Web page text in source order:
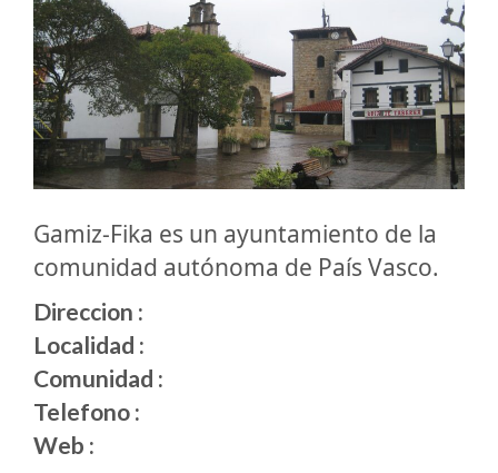
Gamiz-Fika es un ayuntamiento de la
comunidad autónoma de País Vasco.
Direccion :
Localidad :
Comunidad :
Telefono :
Web :